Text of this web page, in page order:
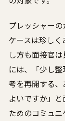
プレッシャー
ケースは珍し
し方も面接官
には、「少し
考を再開する
よいですか」
ためのコミュ